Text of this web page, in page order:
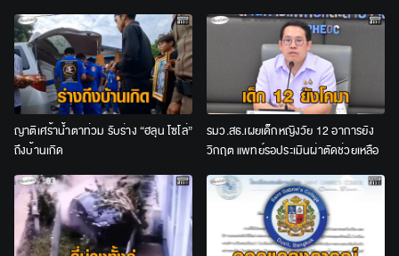
ญาติเศร้าน้ำตาท่วม รับร่าง “ฮลุน โซโล่”
ถึงบ้านเกิด
รมว.สธ.เผยเด็กหญิงวัย 12 อาการยัง
วิกฤต แพทย์รอประเมินผ่าตัดช่วยเหลือ